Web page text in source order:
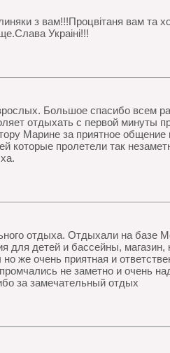
з вам!!!Процвітаня вам та
Украіні!!!
Большое спасибо всем
отдыхать с первой минуты
Марине за приятное
которые пролетели так
отдыха. Отдыхали на базе
для детей и бассейны,
же очень приятная и
не заметно и очень
за замечательный отдых